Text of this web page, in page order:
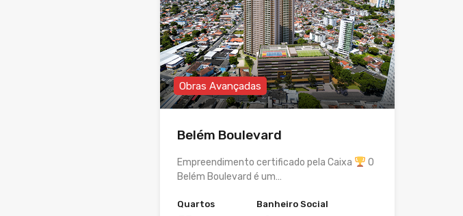
Obras Avançadas
Belém Boulevard
Empreendimento certificado pela Caixa
O
Belém Boulevard é um…
Quartos
Banheiro Social